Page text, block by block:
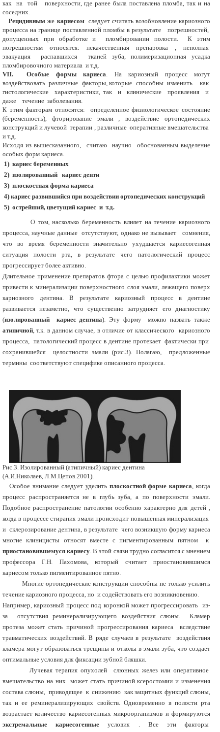
как на той поверхности, где ранее была поставлена пломба, так и на
соседних.
Рецидивнымже кариесом следует считать возобновление кариозного
процесса на границе поставленной пломбы в результате погрешностей,
допущенных при обработке и пломбировании полости. К этим
погрешнoстям относятся: некачественная препаровка , неполная
эвакуация распавшихся тканей зуба, полимеризационная усадка
пломбировочного материала и т.д.
VII. Особые формы кариеса . На кариозный процесс могут
воздействовать различные факторы, которые способны изменить как
гистологические характеристики, так и клинические проявления и
даже течение заболевания.
К этим факторам относятся: определенное физиологическое состояние
(беременность), фторирование эмали , воздействие ортопедических
конструкций и лучевой терапии , различные оперативные вмешательства
и т.д.
Исходя из вышесказанного, считаю научно обоснованным выделение
особых форм кариеса.
1) кариес беременных
2) изолированный кариес денти
3) плоскостная форма кариеса
4) кариес развившийся при воздействии ортопедических конструкций
5) острейший, цветущий кариес и т.д.
О том, насколько беременность влияет на течение кариозного
процесса, научные данные отсутствуют, однако не вызывает сомнения,
что во время беременности значительно ухудшается кариесогенная
ситуация полости рта, в результате чего патологический процесс
прогрессирует более активно.
Длительное применение препаратов фтора с целью профилактики может
привести к минерализации поверхностного слоя эмали, лежащего поверх
кариозного дентина. В результате кариозный процесс в дентине
развивается незаметно, что существенно затрудняет его диагностику
(изолированный кариес дентина). Эту форму можно назвать также
атипичной , т.к. в данном случае, в отличие от классического кариозного
процесса, патологический процесс в дентине протекает фактически при
сохранившейся целостности эмали (рис.3). Полагаю, предложенные
термины соответствуют специфике описанного процесса.
Рис.3. Изолированный (атипичный) кариес дентина
(А.И.Николаев, Л.М.Цепов.2001).
Особое внимание следует уделить плоскостной форме кариеса , когда
процесс распространяется не в глубь зуба, а по поверхности эмали.
Подобное распространение патологии особенно характерно для детей ,
когда в процессе стирания эмали происходит повышенная минерализация
и склерозирование дентина, в результате чего возникшую форму кариеса
многие клиницисты относят вместе с пигментированным пятном к
приостановившемуся кариесу . В этой связи трудно согласится с мнением
профессора Г.Н. Пахомова, который считает приостановившимся
кариесом только пигментированное пятно.
Многие ортопедические конструкции способны не только усилить
течение кариозного процесса, но и содействовать его возникновению.
Например, кариозный процесс под коронкой может прогрессировать из-
за отсутствия реминерализирующего воздействия слюны. Кламер
протеза может стать причиной прогрессирования кариеса вследствие
травматических воздействий. В ряде случаев в результате воздействия
кламера могут образоваться трещины и отколы в эмали зуба, что создает
оптимальные условия для фиксации зубной бляшки.
Лучевая терапия опухолей слюнных желез или оперативное
вмешательство на них может стать причиной ксеростомии и изменения
состава слюны, приводящее к снижению как защитных функций слюны,
так и ее реминерализирующих свойств. Одновременно в полости рта
возрастает количество кариесогенных микроорганизмов и формируются
экстремальные кариесогенныеусловия . Все эти факторы